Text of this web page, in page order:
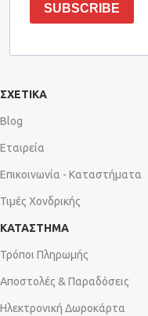
SUBSCRIBE
ΣΧΕΤΙΚΑ
Blog
Εταιρεία
Επικοινωνία - Καταστήματα
Τιμές Χονδρικής
ΚΑΤΑΣΤΗΜΑ
Τρόποι Πληρωμής
Αποστολές & Παραδόσεις
Ηλεκτρονική Δωροκάρτα